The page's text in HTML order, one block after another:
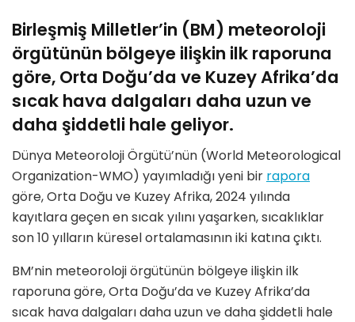
Birleşmiş Milletler’in (BM) meteoroloji
örgütünün bölgeye ilişkin ilk raporuna
göre, Orta Doğu’da ve Kuzey Afrika’da
sıcak hava dalgaları daha uzun ve
daha şiddetli hale geliyor.
Dünya Meteoroloji Örgütü’nün (World Meteorological
Organization-WMO) yayımladığı yeni bir rapora
göre, Orta Doğu ve Kuzey Afrika, 2024 yılında
kayıtlara geçen en sıcak yılını yaşarken, sıcaklıklar
son 10 yılların küresel ortalamasının iki katına çıktı.
BM’nin meteoroloji örgütünün bölgeye ilişkin ilk
raporuna göre, Orta Doğu’da ve Kuzey Afrika’da
sıcak hava dalgaları daha uzun ve daha şiddetli hale